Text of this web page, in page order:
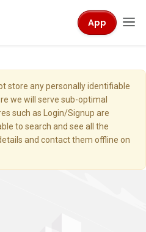
App
store any personally identifiable
we will serve sub-optimal
such as Login/Signup are
to search and see all the
and contact them offline on